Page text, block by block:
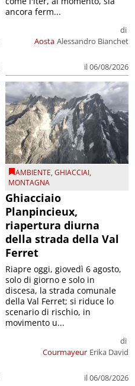
Aosta
di
Alessandro Bianchet
il 06/08/2026
ancora ferm...
AMBIENTE,GHIACCIAI,
MONTAGNA
Ghiacciaio
Planpincieux,
riapertura diurna
della strada della Val
Ferret
Courmayeur
di
Erika David
il 06/08/2026
Riapre oggi, giovedì 6 agosto,
solo di giorno e solo in
discesa, la strada comunale
della Val Ferret; si riduce lo
scenario di rischio, in
movimento u...